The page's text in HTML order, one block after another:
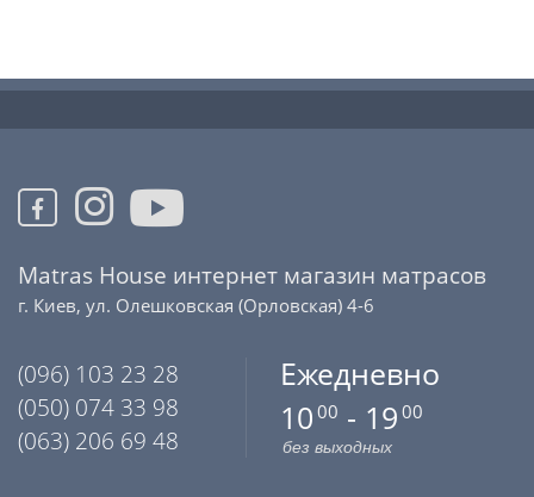
Matras House интернет магазин матрасов
г. Киев, ул. Олешковская (Орловская) 4-6
(096) 103 23 28
(050) 074 33 98
(063) 206 69 48
Ежедневно
10 00 - 19 00
без выходных